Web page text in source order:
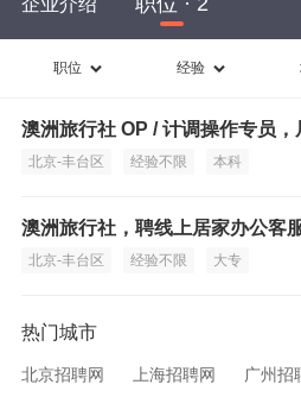
职位 经验
澳洲旅行社 OP / 计调操作专员，
北京-丰台区 经验不限 本科
北京-丰台区 经验不限 大专
热门城市
北京招聘网 上海招聘网 广州招